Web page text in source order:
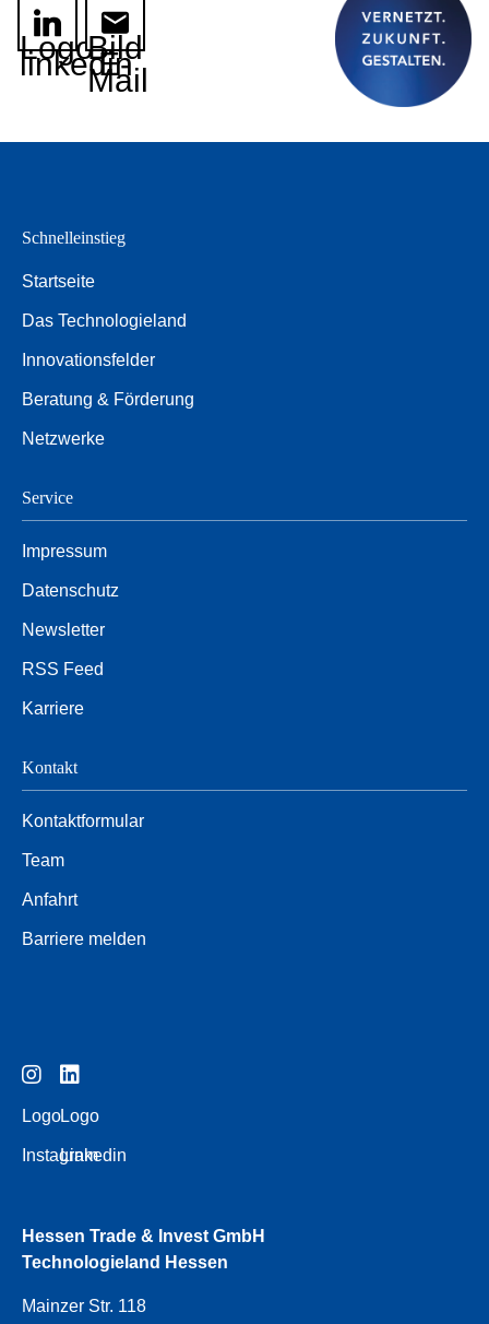
Logo
linkedin
Bild
E-
Mail
Schnelleinstieg
Startseite
Das Technologieland
Innovationsfelder
Beratung & Förderung
Netzwerke
Service
Impressum
Datenschutz
Newsletter
RSS Feed
Karriere
Kontakt
Kontaktformular
Team
Anfahrt
Barriere melden
Logo
Instagram
Logo
Linkedin
Hessen Trade & Invest GmbH
Technologieland Hessen
Mainzer Str. 118